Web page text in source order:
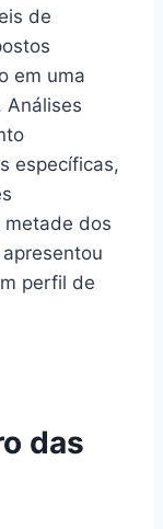
de
em uma
Análises
específicas,
metade dos
perfil de
das